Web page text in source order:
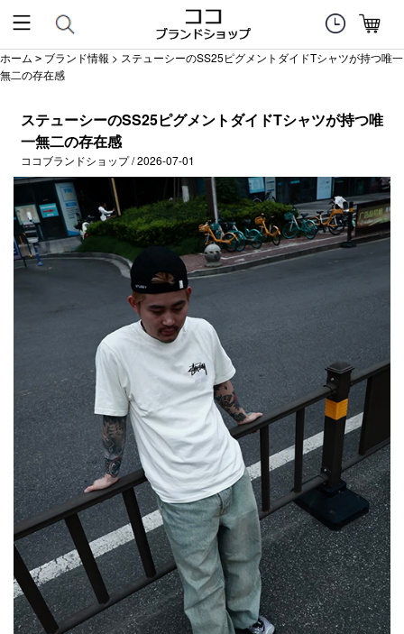
ホーム > ブランド情報 > ステューシーのSS25ピグメントダイドTシャツが持つ唯一
無二の存在感
ステューシーのSS25ピグメントダイドTシャツが持つ唯
一無二の存在感
ココブランドショップ / 2026-07-01